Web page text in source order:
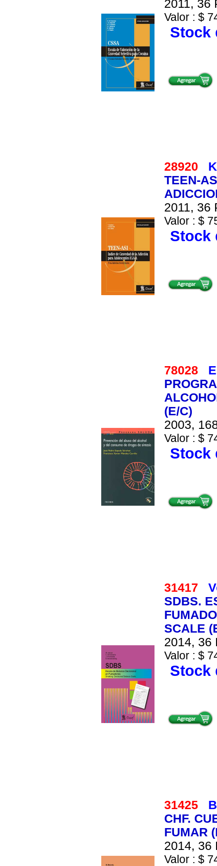
2011, 36
Valor : $
Stock
28920
TEEN-
2011, 36
Valor : $
Stock
78028
(E/C)
2003,
Valor : $
Stock
31417
SDBS.
SCALE
2014, 36
Valor : $
Stock
31425
CHF.
FUMAR
2014, 36
Valor : $